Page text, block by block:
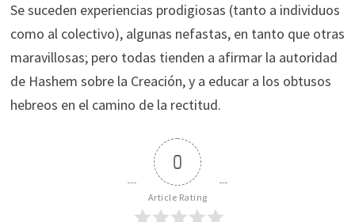
Se suceden experiencias prodigiosas (tanto a individuos
como al colectivo), algunas nefastas, en tanto que otras
maravillosas; pero todas tienden a afirmar la autoridad
de Hashem sobre la Creación, y a educar a los obtusos
hebreos en el camino de la rectitud.
0
Article Rating